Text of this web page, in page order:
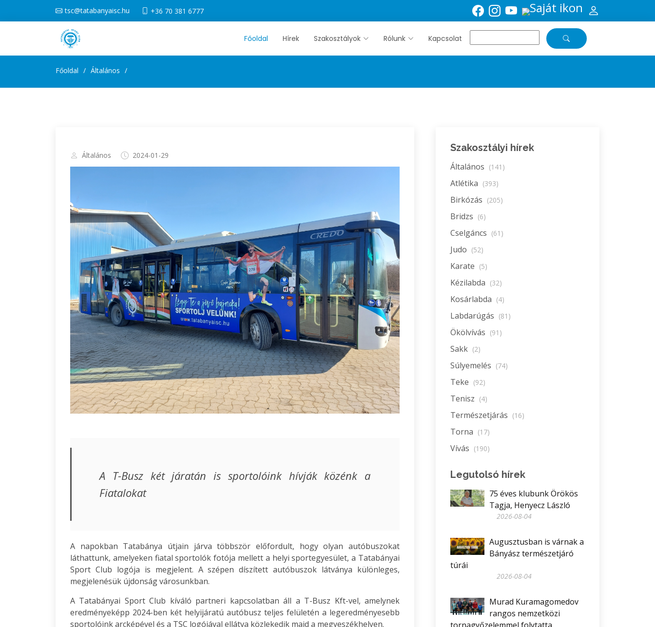
tsc@tatabanyaisc.hu +36 70 381 6777
Főoldal Hírek Szakosztályok Rólunk Kapcsolat
Főoldal Általános
Általános 2024-01-29
A T-Busz két járatán is sportolóink hívják közénk a
Fiatalokat
A napokban Tatabánya útjain járva többször előfordult, hogy olyan autóbuszokat
láthattunk, amelyeken fiatal sportolók fotója mellett a helyi sportegyesület, a Tatabányai
Sport Club logója is megjelent. A szépen díszített autóbuszok látványa különleges,
megjelenésük újdonság városunkban.
A Tatabányai Sport Club kíváló partneri kapcsolatban áll a T-Busz Kft-vel, amelynek
eredményeképp 2024-ben két helyijáratú autóbusz teljes felületén a legeredményesebb
sportolóink arcképével és a TSC logójával ellátva közlekedik majd a megyeszékhelyen.
Szakosztályi hírek
Általános (141)
Atlétika (393)
Birkózás (205)
Bridzs (6)
Cselgáncs (61)
Judo (52)
Karate (5)
Kézilabda (32)
Kosárlabda (4)
Labdarúgás (81)
Ökölvívás (91)
Sakk (2)
Súlyemelés (74)
Teke (92)
Tenisz (4)
Természetjárás (16)
Torna (17)
Vívás (190)
Legutolsó hírek
75 éves klubunk Örökös
Tagja, Henyecz László
2026-08-04
Augusztusban is várnak a
Bányász természetjáró
túrái
2026-08-04
Murad Kuramagomedov
rangos nemzetközi